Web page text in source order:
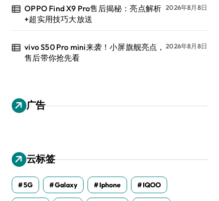
OPPO Find X9 Pro售后揭秘：亮点解析
+超实用技巧大放送
2026年8月8日
vivo S50 Pro mini来袭！小屏旗舰亮点，
售后带你抢先看
2026年8月8日
广告
云标签
5G Galaxy Iphone IQOO